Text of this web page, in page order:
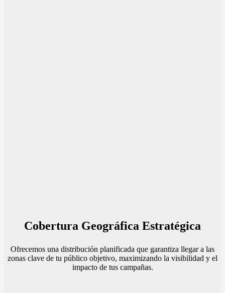
Cobertura Geográfica Estratégica
Ofrecemos una distribución planificada que garantiza llegar a las
zonas clave de tu público objetivo, maximizando la visibilidad y el
impacto de tus campañas.